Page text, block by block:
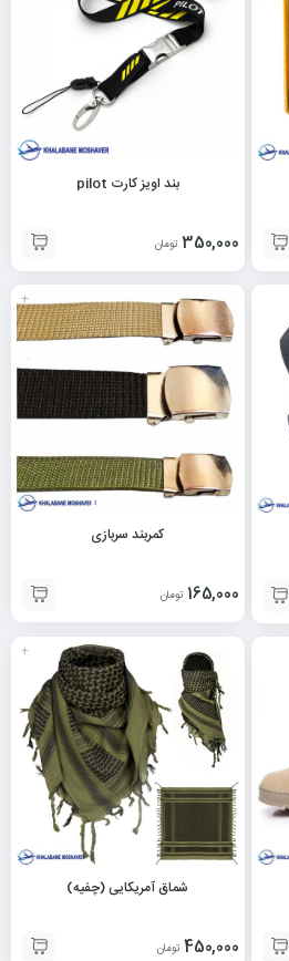
بند اویز کارت pilot
350,000 تومان
+
کمربند سربازی
165,000 تومان
+
شماق آمریکایی (چفیه)
450,000 تومان